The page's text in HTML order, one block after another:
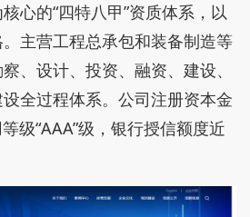
心的“四特八甲”资质体系，以
主营工程总承包和装备制造等
、设计、投资、融资、建设、
全过程体系。公司注册资本金
级“AAA”级，银行授信额度近